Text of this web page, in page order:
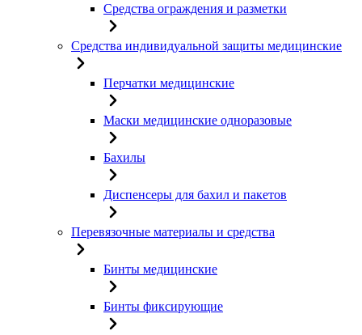
Средства ограждения и разметки
Средства индивидуальной защиты медицинские
Перчатки медицинские
Маски медицинские одноразовые
Бахилы
Диспенсеры для бахил и пакетов
Перевязочные материалы и средства
Бинты медицинские
Бинты фиксирующие